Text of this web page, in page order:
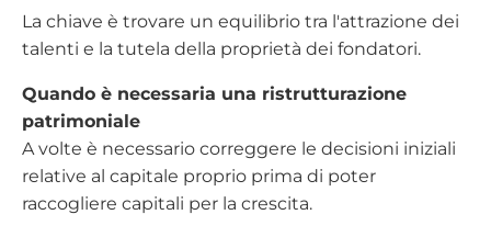
La chiave è trovare un equilibrio tra l'attrazione dei
talenti e la tutela della proprietà dei fondatori.
Quando è necessaria una ristrutturazione
patrimoniale
A volte è necessario correggere le decisioni iniziali
relative al capitale proprio prima di poter
raccogliere capitali per la crescita.